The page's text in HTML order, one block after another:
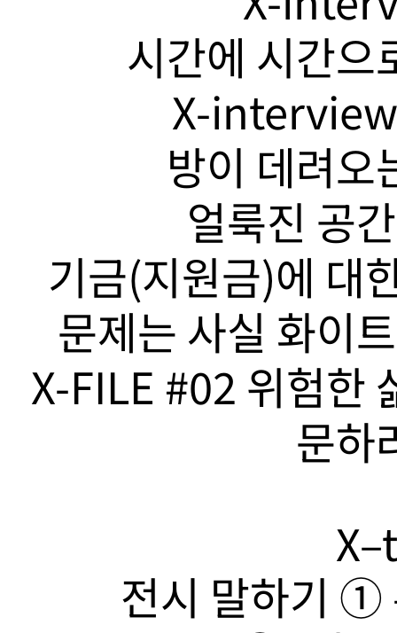
시간에 시간으
X-
방이 데려오
얼룩진 공
기금(지원금)에 대
문제는 사실 화이
X-FILE #02 위험한
문하
전시 말하기 ➀